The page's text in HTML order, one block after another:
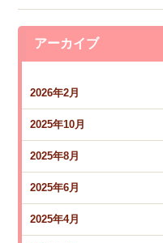
アーカイブ
2026年2月
2025年10月
2025年8月
2025年6月
2025年4月